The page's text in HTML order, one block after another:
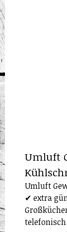
Umluft
Umluft
✔ extra